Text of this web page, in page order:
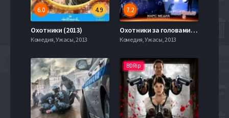
4.9
6.0
Охотники (2013)
Комедия, Ужасы, 2013
7.2
Охотники за головами (1 сезон)
Комедия, Ужасы, 2013
BDRip